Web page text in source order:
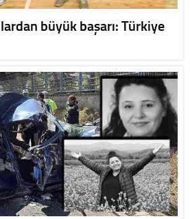
büyük başarı: Türkiye